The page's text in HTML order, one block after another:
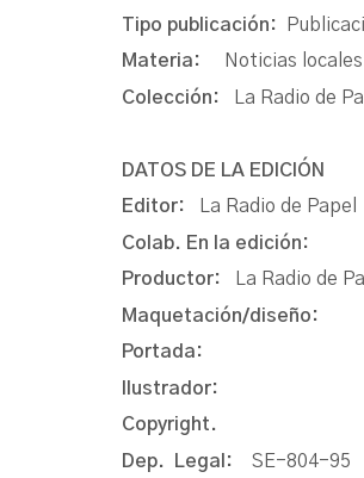
Tipo publicación:
Materia:
Noticias locales
Colección:
La Radio de
DATOS DE LA EDICIÓN
Editor:
La Radio de Papel
Colab. En la edición:
Productor:
La Radio de
Maquetación/diseño:
Portada:
Ilustrador:
Copyright.
Dep. Legal: SE-804-95